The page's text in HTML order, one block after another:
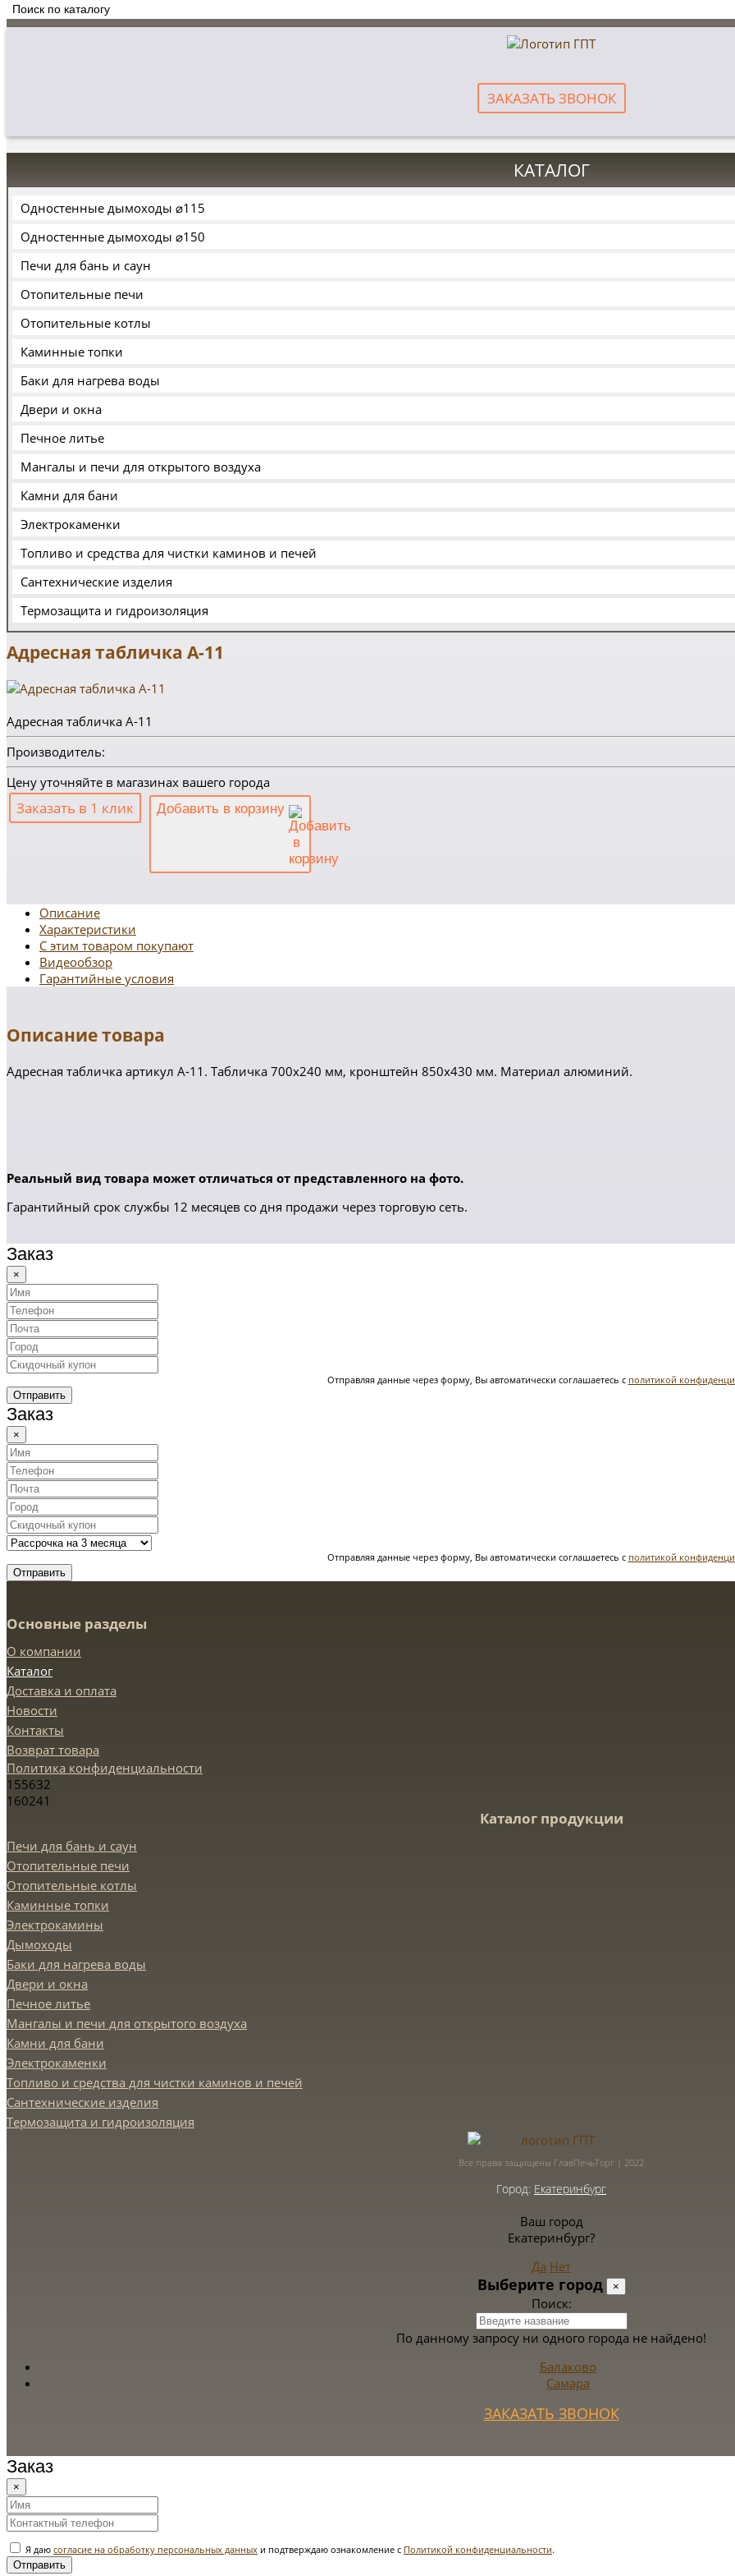
ЗАКАЗАТЬ ЗВОНОК
КАТАЛОГ
Одностенные дымоходы ⌀115
Одностенные дымоходы ⌀150
Печи для бань и саун
Отопительные печи
Отопительные котлы
Каминные топки
Баки для нагрева воды
Двери и окна
Печное литье
Мангалы и печи для открытого воздуха
Камни для бани
Электрокаменки
Топливо и средства для чистки каминов и печей
Сантехнические изделия
Термозащита и гидроизоляция
Адресная табличка А-11
Адресная табличка А-11
Производитель:
Цену уточняйте в магазинах вашего города
Заказать в 1 клик Добавить в корзину
Описание
Характеристики
С этим товаром покупают
Видеообзор
Гарантийные условия
Описание товара
Адресная табличка артикул А-11. Табличка 700х240 мм, кронштейн 850х430 мм. Материал алюминий.
Реальный вид товара может отличаться от представленного на фото.
Гарантийный срок службы 12 месяцев со дня продажи через торговую сеть.
Заказ
×
Отправляя данные через форму, Вы автоматически соглашаетесь с политикой
Отправить
Заказ
×
Отправляя данные через форму, Вы автоматически соглашаетесь с политикой
Отправить
Основные разделы
О компании
Каталог
Доставка и оплата
Новости
Контакты
Возврат товара
Политика конфиденциальности
155632
160241
Каталог продукции
Печи для бань и саун
Отопительные печи
Отопительные котлы
Каминные топки
Электрокамины
Дымоходы
Баки для нагрева воды
Двери и окна
Печное литье
Мангалы и печи для открытого воздуха
Камни для бани
Электрокаменки
Топливо и средства для чистки каминов и печей
Сантехнические изделия
Термозащита и гидроизоляция
Все права защищены ГлавПечьТорг | 2022
Город: Екатеринбург
Ваш город
Екатеринбург?
Да Нет
Выберите город ×
Поиск:
По данному запросу ни одного города не найдено!
Балаково
Самара
ЗАКАЗАТЬ ЗВОНОК
Заказ
×
Я даю согласие на обработку персональных данных и подтверждаю ознакомление с Политикой конфиденциальности.
Отправить